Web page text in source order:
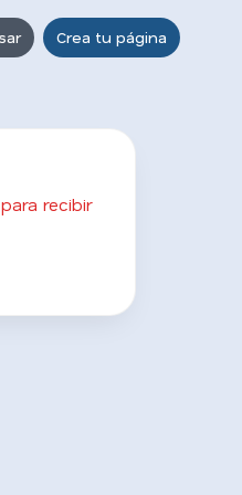
Crea tu página
recibir